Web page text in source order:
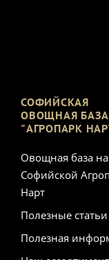
СОФИЙСКАЯ
ОВОЩНАЯ БАЗА
"АГРОПАРК
Овощная база на
Софийской
Нарт
Полезные статьи
Полезная